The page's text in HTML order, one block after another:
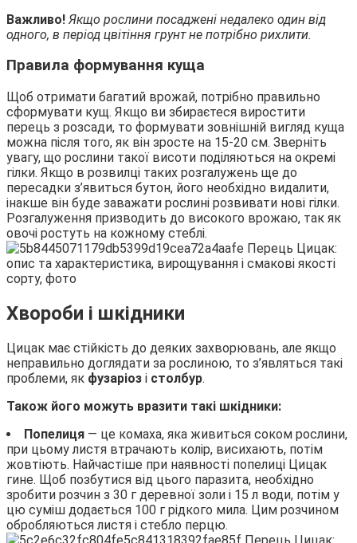
Важливо! Якщо рослини посаджені недалеко один від
одного, в період цвітіння грунт не потрібно рихлити.
Правила формування куща
Щоб отримати багатий врожай, потрібно правильно
сформувати кущ. Якщо ви збираєтеся виростити
перець з розсади, то формувати зовнішній вигляд куща
можна після того, як він зросте на 15-20 см. Зверніть
увагу, що рослини такої висоти поділяються на окремі
гілки. Якщо в розвилці таких розгалужень ще до
пересадки з’явиться бутон, його необхідно видалити,
інакше він буде заважати рослині розвивати нові гілки.
Розгалуження призводить до високого врожаю, так як
овочі ростуть на кожному стеблі.
Хвороби і шкідники
Цицак має стійкість до деяких захворювань, але якщо
неправильно доглядати за рослиною, то з’являться такі
проблеми, як фузаріоз і столбур.
Також його можуть вразити такі шкідники:
Попелиця — це комаха, яка живиться соком рослини,
при цьому листя втрачають колір, висихають, потім
жовтіють. Найчастіше при наявності попелиці Цицак
гине. Щоб позбутися від цього паразита, необхідно
зробити розчин з 30 г деревної золи і 15 л води, потім у
цю суміш додається 100 г рідкого мила. Цим розчином
обробляються листя і стебло перцю.